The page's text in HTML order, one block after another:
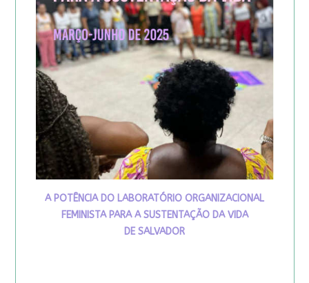
A POTÊNCIA DO LABORATÓRIO ORGANIZACIONAL
FEMINISTA PARA A SUSTENTAÇÃO DA VIDA
DE SALVADOR